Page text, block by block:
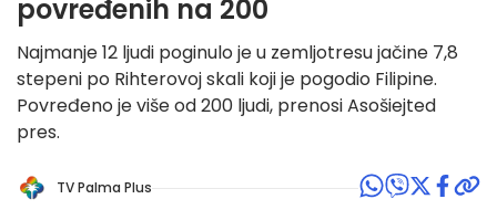
povređenih na 200
Najmanje 12 ljudi poginulo je u zemljotresu jačine 7,8
stepeni po Rihterovoj skali koji je pogodio Filipine.
Povređeno je više od 200 ljudi, prenosi Asošiejted
pres.
TV Palma Plus